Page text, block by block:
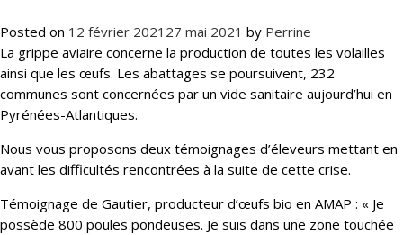
Posted on 12 février 2021 27 mai 2021 by Perrine
La grippe aviaire concerne la production de toutes les volailles
ainsi que les œufs. Les abattages se poursuivent, 232
communes sont concernées par un vide sanitaire aujourd’hui en
Pyrénées-Atlantiques.
Nous vous proposons deux témoignages d’éleveurs mettant en
avant les difficultés rencontrées à la suite de cette crise.
Témoignage de Gautier, producteur d’œufs bio en AMAP : « Je
possède 800 poules pondeuses. Je suis dans une zone touchée